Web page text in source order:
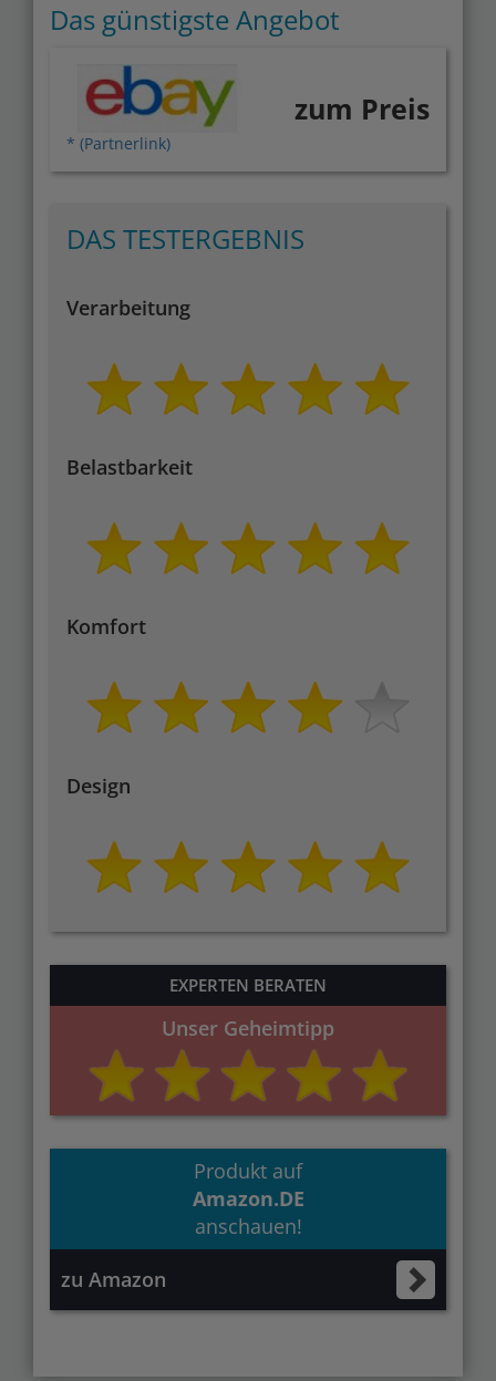
Das günstigste Angebot
* (Partnerlink)
zum Preis
DAS TESTERGEBNIS
Verarbeitung
Belastbarkeit
Komfort
Design
EXPERTEN BERATEN
Unser Geheimtipp
Produkt auf
Amazon.DE
anschauen!
zu Amazon